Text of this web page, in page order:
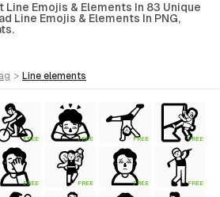
Emojis & Elements In 83 Unique
Line Emojis & Elements In PNG,
> line elements
FREE FREE FREE FREE
FREE FREE FREE FREE